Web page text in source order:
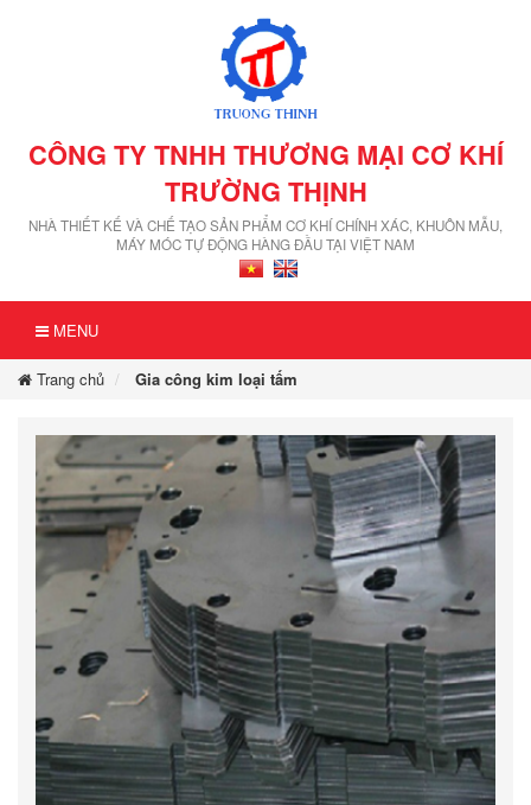
CÔNG TY TNHH THƯƠNG MẠI CƠ KHÍ
TRƯỜNG THỊNH
NHÀ THIẾT KẾ VÀ CHẾ TẠO SẢN PHẨM CƠ KHÍ CHÍNH XÁC, KHUÔN MẪU,
MÁY MÓC TỰ ĐỘNG HÀNG ĐẦU TẠI VIỆT NAM
MENU
Trang chủ Gia công kim loại tấm